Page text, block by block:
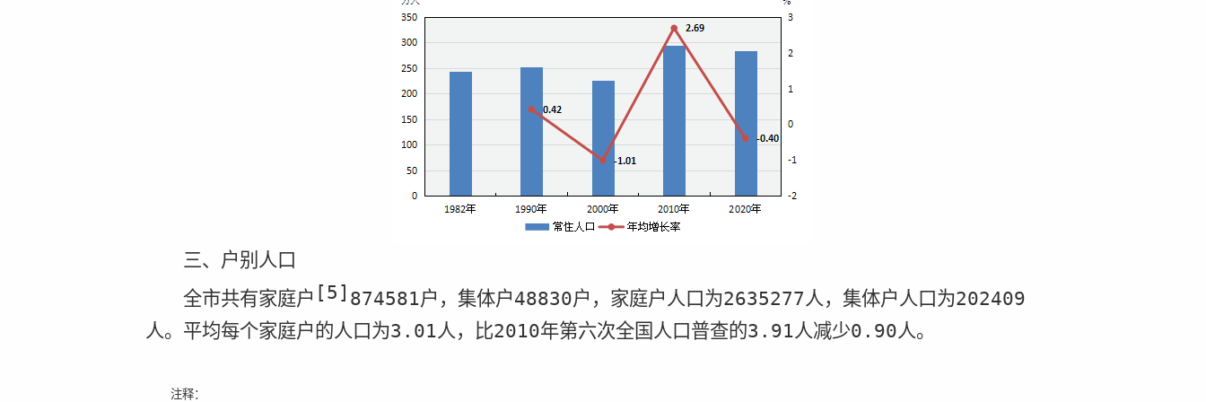
三、户别人口
全市共有家庭户 [5] 874581户，集体户48830户，家庭户人口为2635277人，集体户人口为202409
人。平均每个家庭户的人口为3.01人，比2010年第六次全国人口普查的3.91人减少0.90人。
注释：